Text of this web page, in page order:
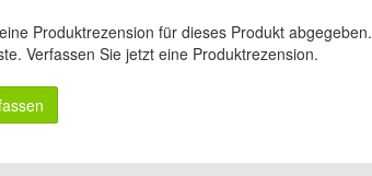
Produktrezension für dieses Produkt abgegeben.
Verfassen Sie jetzt eine Produktrezension.